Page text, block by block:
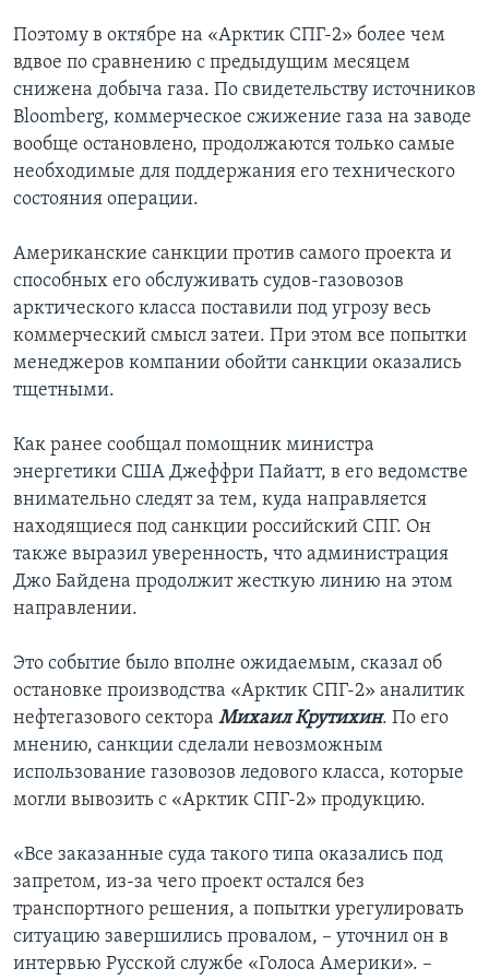
Поэтому в октябре на «Арктик СПГ-2» более чем
вдвое по сравнению с предыдущим месяцем
снижена добыча газа. По свидетельству источников
Bloomberg, коммерческое сжижение газа на заводе
вообще остановлено, продолжаются только самые
необходимые для поддержания его технического
состояния операции.
Американские санкции против самого проекта и
способных его обслуживать судов-газовозов
арктического класса поставили под угрозу весь
коммерческий смысл затеи. При этом все попытки
менеджеров компании обойти санкции оказались
тщетными.
Как ранее сообщал помощник министра
энергетики США Джеффри Пайатт, в его ведомстве
внимательно следят за тем, куда направляется
находящиеся под санкции российский СПГ. Он
также выразил уверенность, что администрация
Джо Байдена продолжит жесткую линию на этом
направлении.
Это событие было вполне ожидаемым, сказал об
остановке производства «Арктик СПГ-2» аналитик
нефтегазового сектора Михаил Крутихин. По его
мнению, санкции сделали невозможным
использование газовозов ледового класса, которые
могли вывозить с «Арктик СПГ-2» продукцию.
«Все заказанные суда такого типа оказались под
запретом, из-за чего проект остался без
транспортного решения, а попытки урегулировать
ситуацию завершились провалом, – уточнил он в
интервью Русской службе «Голоса Америки». –